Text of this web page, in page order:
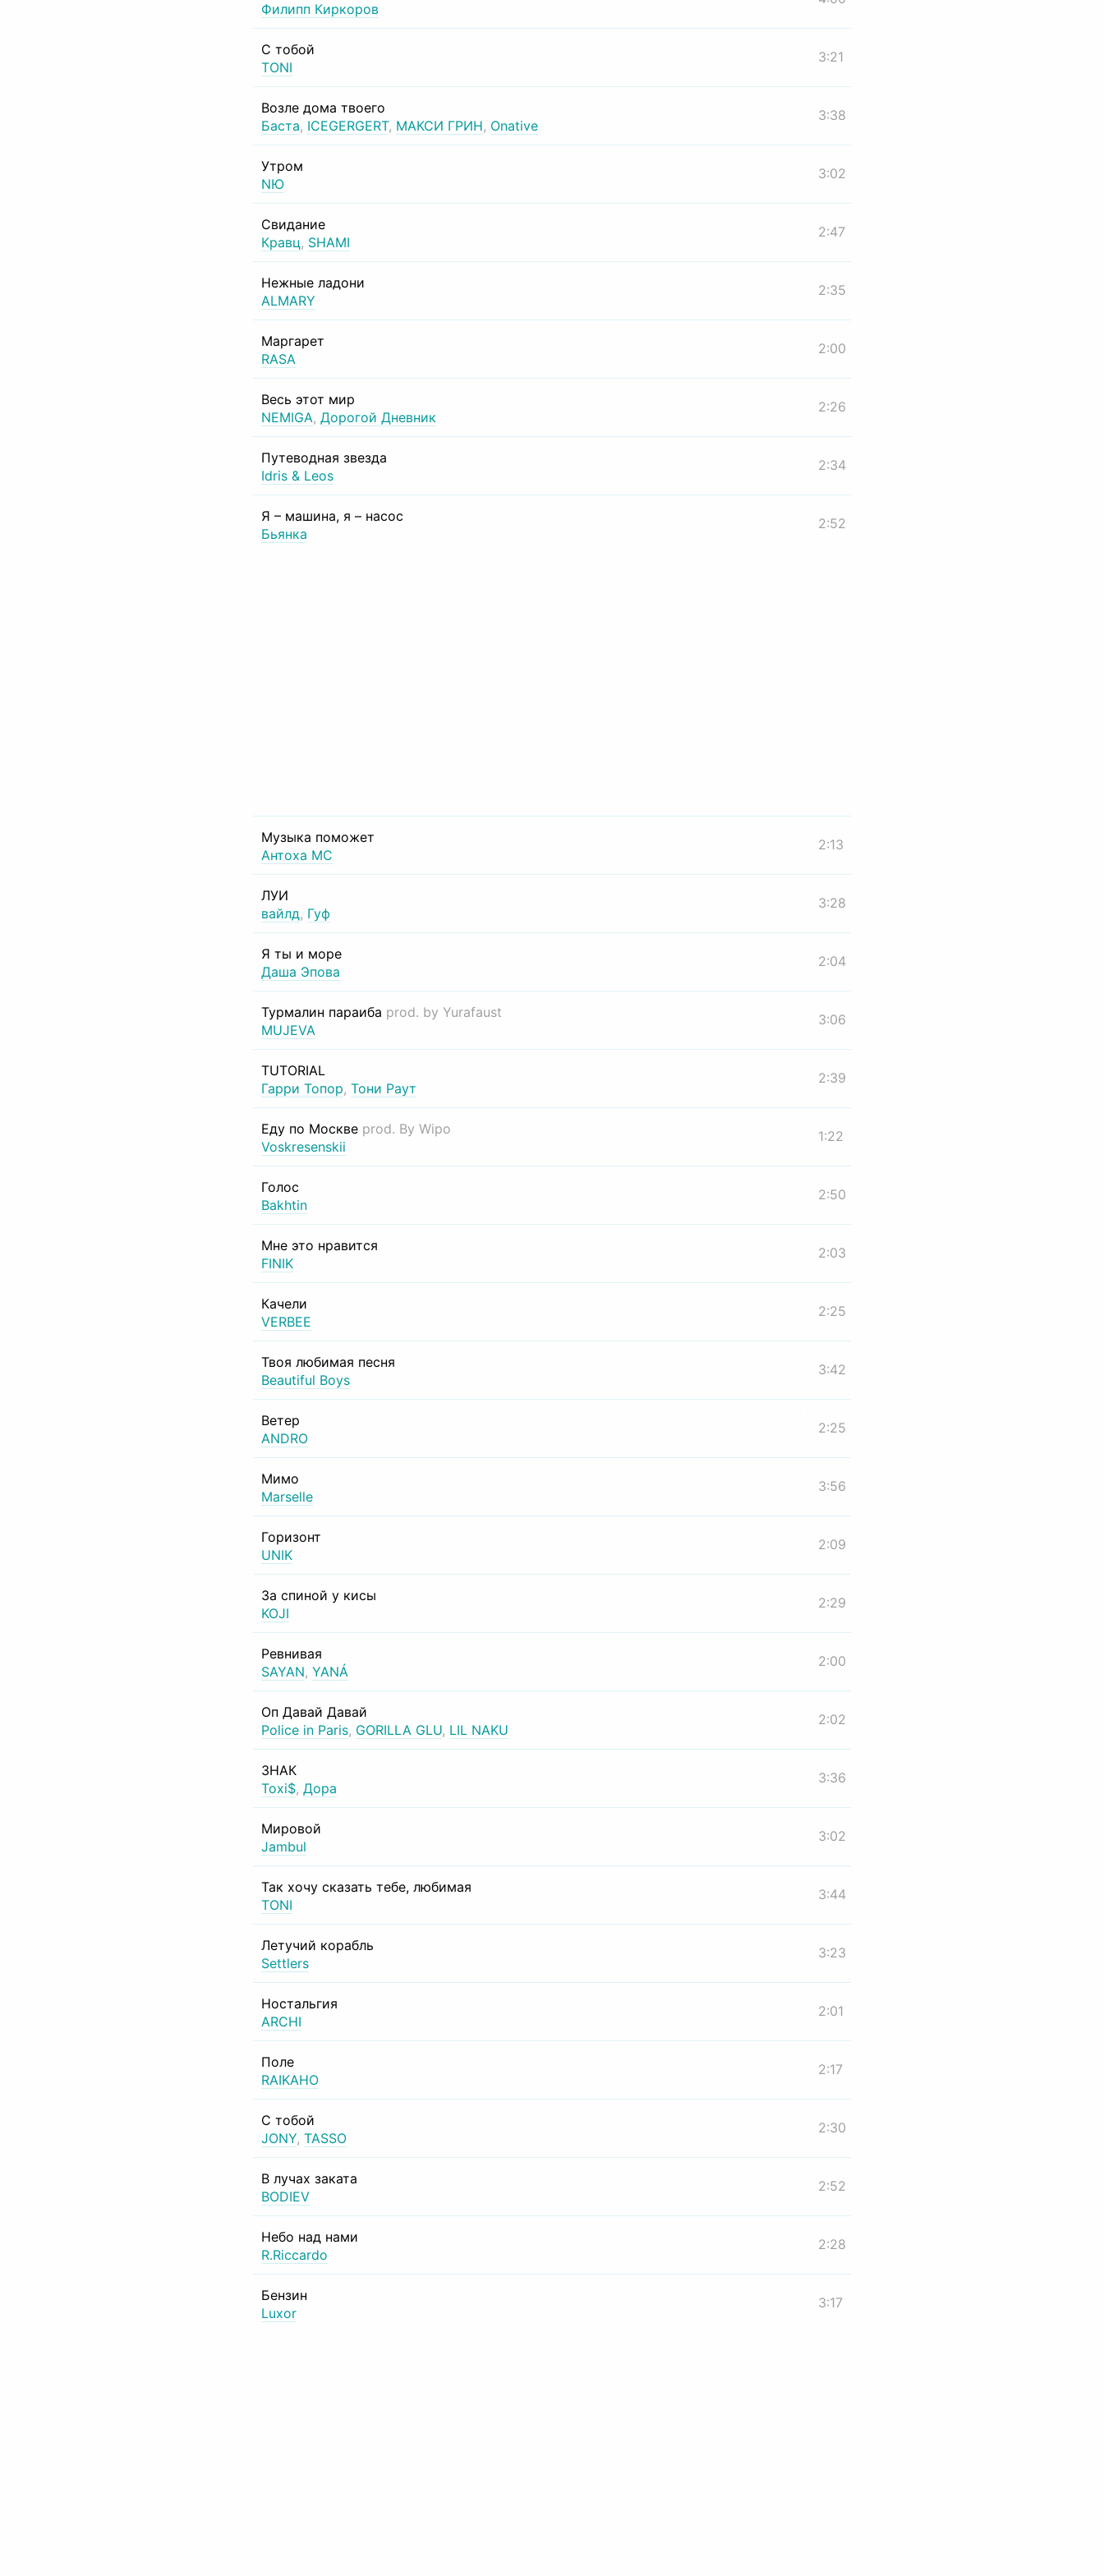
Филипп Киркоров
С тобой
TONI
3:21
Возле дома твоего
Баста, ICEGERGERT, МАКСИ ГРИН, Onative
3:38
Утром
NЮ
3:02
Свидание
Кравц, SHAMI
2:47
Нежные ладони
ALMARY
2:35
Маргарет
RASA
2:00
Весь этот мир
NEMIGA, Дорогой Дневник
2:26
Путеводная звезда
Idris & Leos
2:34
Я – машина, я – насос
Бьянка
2:52
Музыка поможет
Антоха МС
2:13
ЛУИ
вайлд, Гуф
3:28
Я ты и море
Даша Эпова
2:04
Турмалин параиба prod. by Yurafaust
MUJEVA
3:06
TUTORIAL
Гарри Топор, Тони Раут
2:39
Еду по Москве prod. By Wipo
Voskresenskii
1:22
Голос
Bakhtin
2:50
Мне это нравится
FINIK
2:03
Качели
VERBEE
2:25
Твоя любимая песня
Beautiful Boys
3:42
Ветер
ANDRO
2:25
Мимо
Marselle
3:56
Горизонт
UNIK
2:09
За спиной у кисы
KOJI
2:29
Ревнивая
SAYAN, YANÁ
2:00
Оп Давай Давай
Police in Paris, GORILLA GLU, LIL NAKU
2:02
ЗНАК
Toxi$, Дора
3:36
Мировой
Jambul
3:02
Так хочу сказать тебе, любимая
TONI
3:44
Летучий корабль
Settlers
3:23
Ностальгия
ARCHI
2:01
Поле
RAIKAHO
2:17
С тобой
JONY, TASSO
2:30
В лучах заката
BODIEV
2:52
Небо над нами
R.Riccardo
2:28
Бензин
Luxor
3:17